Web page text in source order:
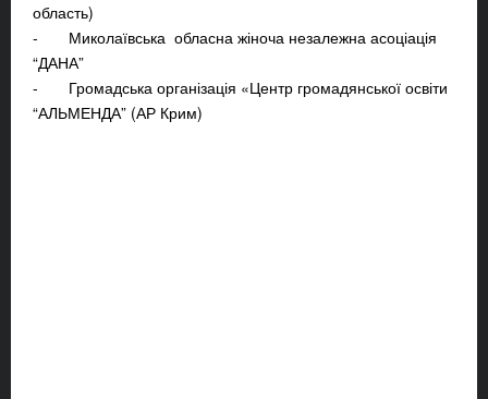
область)
- Миколаївська обласна жіноча незалежна асоціація
“ДАНА”
- Громадська організація «Центр громадянської освіти
“АЛЬМЕНДА” (АР Крим)